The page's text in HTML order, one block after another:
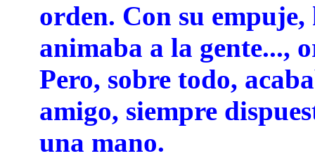
orden. Con su
animaba a la gente...,
Pero, sobre todo,
amigo, siempre
una mano.